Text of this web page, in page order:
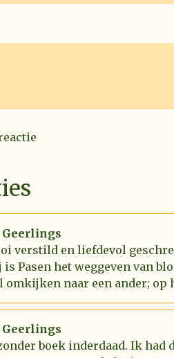
Geerlings
verstild en liefdevol
is Pasen het weggeven van
omkijken naar een ander; op
Geerlings
boek inderdaad. Ik had